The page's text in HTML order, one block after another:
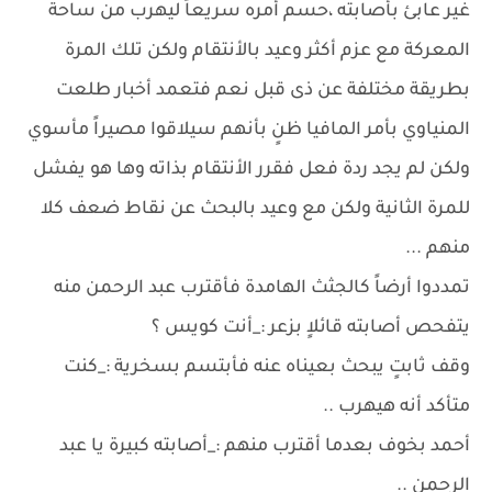
غير عابئ بأصابته ،حسم أمره سريعاً ليهرب من ساحة
المعركة مع عزم أكثر وعيد بالأنتقام ولكن تلك المرة
بطريقة مختلفة عن ذى قبل نعم فتعمد أخبار طلعت
المنياوي بأمر المافيا ظنٍ بأنهم سيلاقوا مصيراً مأسوي
ولكن لم يجد ردة فعل فقرر الأنتقام بذاته وها هو يفشل
للمرة الثانية ولكن مع وعيد بالبحث عن نقاط ضعف كلا
منهم ...
تمددوا أرضاً كالجثث الهامدة فأقترب عبد الرحمن منه
يتفحص أصابته قائلاٍ بزعر :_أنت كويس ؟
وقف ثابتٍ يبحث بعيناه عنه فأبتسم بسخرية :_كنت
متأكد أنه هيهرب ..
أحمد بخوف بعدما أقترب منهم :_أصابته كبيرة يا عبد
الرحمن ..